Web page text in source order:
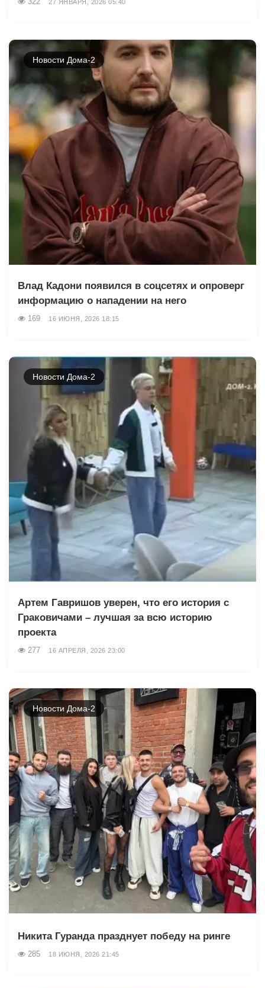
27 ЯНВАРЯ, 2026 05:40
Новости Дома-2
Влад Кадони появился в соцсетях и опроверг
информацию о нападении на него
169 16 ИЮНЯ, 2026 18:15
Новости Дома-2
Артем Гавришов уверен, что его история с
Граковичами – лучшая за всю историю
проекта
277 16 АПРЕЛЯ, 2026 23:00
Новости Дома-2
Никита Гуранда празднует победу на ринге
285 18 ИЮНЯ, 2026 21:45